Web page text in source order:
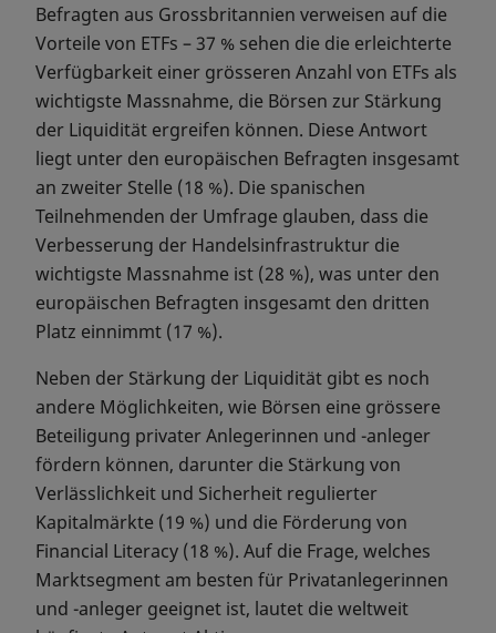
Befragten aus Grossbritannien verweisen auf die
Vorteile von ETFs – 37 % sehen die die erleichterte
Verfügbarkeit einer grösseren Anzahl von ETFs als
wichtigste Massnahme, die Börsen zur Stärkung
der Liquidität ergreifen können. Diese Antwort
liegt unter den europäischen Befragten insgesamt
an zweiter Stelle (18 %). Die spanischen
Teilnehmenden der Umfrage glauben, dass die
Verbesserung der Handelsinfrastruktur die
wichtigste Massnahme ist (28 %), was unter den
europäischen Befragten insgesamt den dritten
Platz einnimmt (17 %).
Neben der Stärkung der Liquidität gibt es noch
andere Möglichkeiten, wie Börsen eine grössere
Beteiligung privater Anlegerinnen und -anleger
fördern können, darunter die Stärkung von
Verlässlichkeit und Sicherheit regulierter
Kapitalmärkte (19 %) und die Förderung von
Financial Literacy (18 %). Auf die Frage, welches
Marktsegment am besten für Privatanlegerinnen
und -anleger geeignet ist, lautet die weltweit